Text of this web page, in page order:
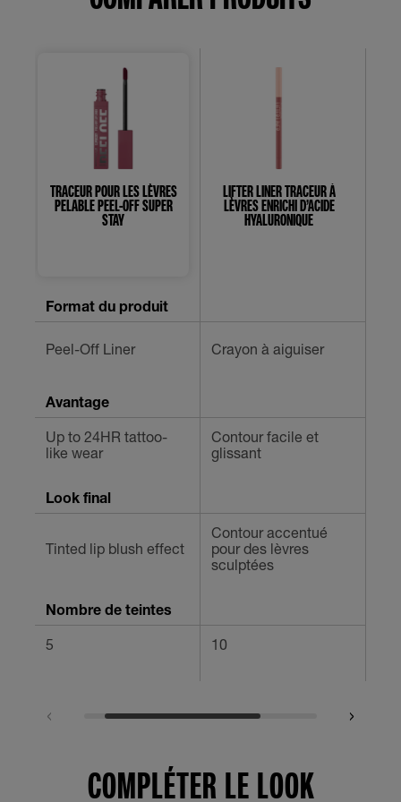
TRACEUR POUR LES LÈVRES
PELABLE PEEL-OFF SUPER
STAY
5.
LIFTER LINER TRACEUR À
LÈVRES ENRICHI D’ACIDE
HYALURONIQUE
Format du produit
Peel-Off Liner Crayon à aiguiser
Avantage
Up to 24HR tattoo-
like wear
Contour facile et
glissant
Look final
Tinted lip blush effect
Contour accentué
pour des lèvres
sculptées
Nombre de teintes
5 10
COMPLÉTER LE LOOK